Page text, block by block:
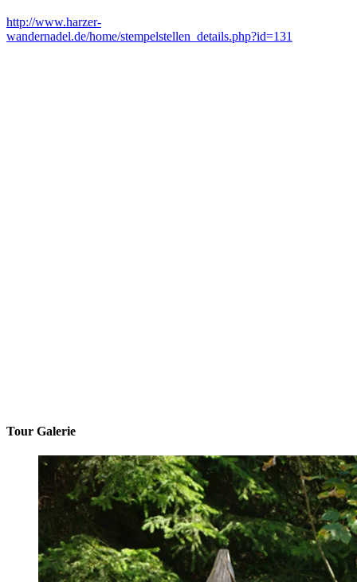
http://www.harzer-
wandernadel.de/home/stempelstellen_details.php?id=131
Tour Galerie